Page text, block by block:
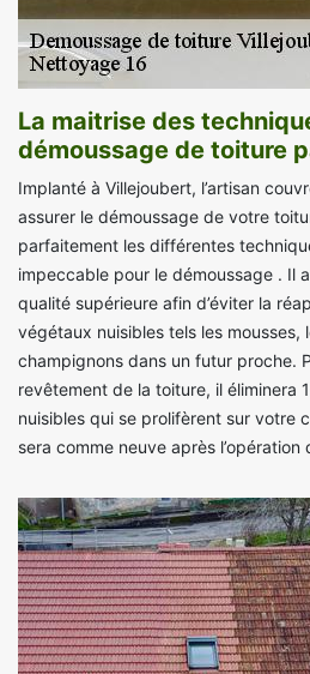
La maitrise des
démoussage de toiture
Implanté à Villejoubert, l’artisan
assurer le démoussage de votre
parfaitement les différentes
impeccable pour le démoussage . Il
qualité supérieure afin d’éviter la
végétaux nuisibles tels les mousses,
champignons dans un futur proche.
revêtement de la toiture, il éliminera
nuisibles qui se prolifèrent sur votre
sera comme neuve après l’opération